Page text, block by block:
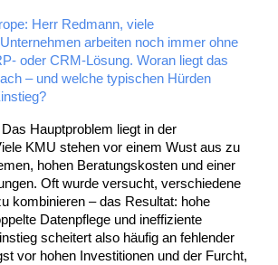
Herr Redmann, viele
arbeiten noch immer ohne
oder CRM-Lösung. Woran liegt das
– und welche typischen Hürden
Hauptproblem liegt in der
KMU stehen vor einem Wust aus zu
hohen Beratungskosten und einer
Oft wurde versucht, verschiedene
kombinieren – das Resultat: hohe
Datenpflege und ineffiziente
scheitert also häufig an fehlender
vor hohen Investitionen und der Furcht,